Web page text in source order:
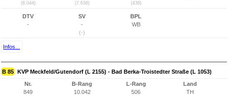
(8.044) (7.638) (436)
DTV
-
SV
-
(-)
BPL
WB
Infos...
B 85 KVP Meckfeld/Gutendorf (L 2155) - Bad Berka-Troistedter Straße (L 1053)
Nr.
849
B-Rang
10.042
L-Rang
506
Land
TH